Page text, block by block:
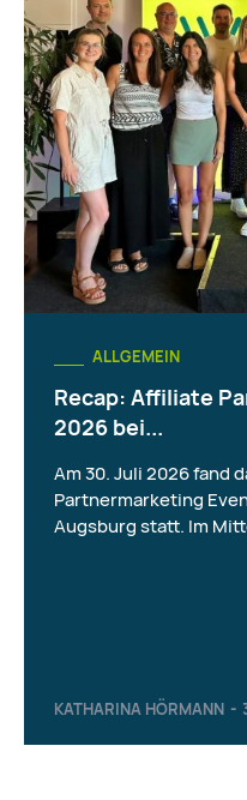
ALLGEMEIN
Recap: Affiliate
2026 bei...
KATHARINA HÖRMANN -
Am 30. Juli 2026 fand
Partnermarketing
Augsburg statt. Im